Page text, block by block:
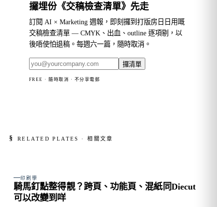
攞埋份《交稿檢查清單》先走
訂閱 AI × Marketing 週報，即刻攞到打版房日日用嘅
交稿檢查清單 — CMYK、出血、outline 逐項剔，以
後唔使怕退稿。每週六一篇，隨時取消。
攞清單
FREE · 隨時取消 · 不分享電郵
§ RELATED PLATES · 相關文章
FIG. 01
印刷學
騎馬釘點整得靚？跨頁、功能頁、混紙同Diecut
可以改變到咩